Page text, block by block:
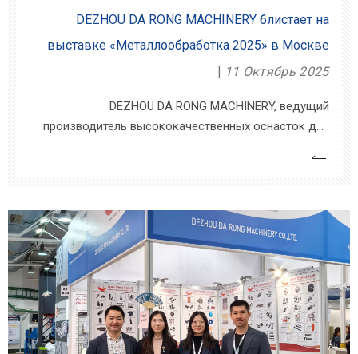
DEZHOU DA RONG MACHINERY блистает на
выставке «Металлообработка 2025» в Москве
11 Октябрь 2025
DEZHOU DA RONG MACHINERY, ведущий
производитель высококачественных оснасток для
ассортимента продукции и укрепления наших